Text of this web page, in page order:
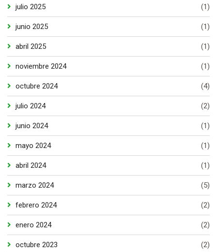
julio 2025 (1)
junio 2025 (1)
abril 2025 (1)
noviembre 2024 (1)
octubre 2024 (4)
julio 2024 (2)
junio 2024 (1)
mayo 2024 (1)
abril 2024 (1)
marzo 2024 (5)
febrero 2024 (2)
enero 2024 (2)
octubre 2023 (2)